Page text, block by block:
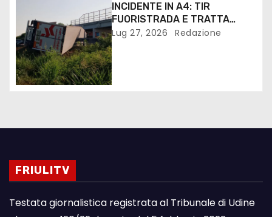
INCIDENTE IN A4: TIR
FUORISTRADA E TRATTA
VILLESSE PALMANOVA
Lug 27, 2026 Redazione
FRIULITV
Testata giornalistica registrata al Tribunale di Udine